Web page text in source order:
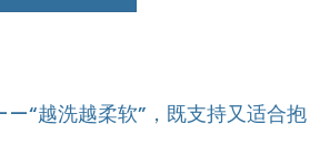
越洗越柔软”，既支持又适合抱